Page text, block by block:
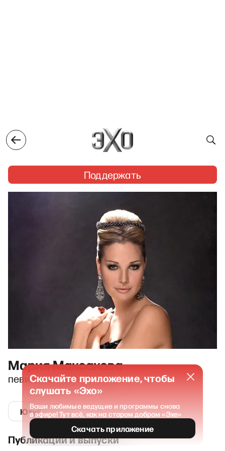
Поддержать
Мария Максакова
певица, артистка
Ютуб
Публикации и выпуски
Скачайте приложение, чтобы
слушать «Эхо»
Ваши любимые ведущие и программы снова
в эфире! Тут всё, как на старом добром «Эхе»
Скачать приложение